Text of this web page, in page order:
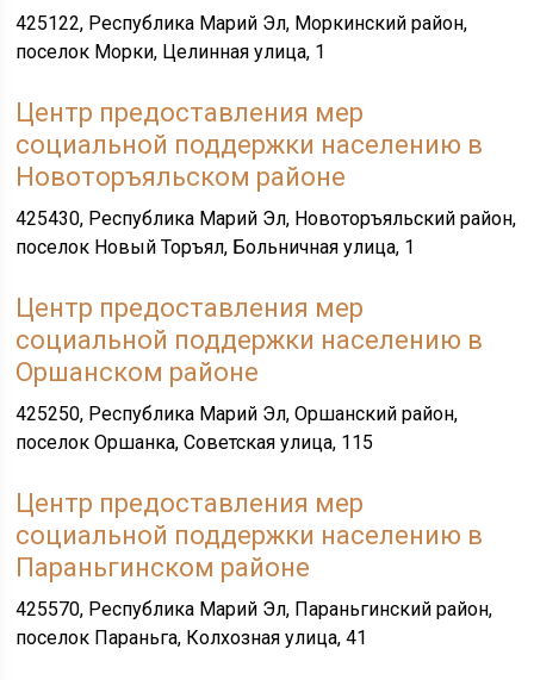
425122, Республика Марий Эл, Моркинский район,
поселок Морки, Целинная улица, 1
Центр предоставления мер
социальной поддержки населению в
Новоторъяльском районе
425430, Республика Марий Эл, Новоторъяльский район,
поселок Новый Торъял, Больничная улица, 1
Центр предоставления мер
социальной поддержки населению в
Оршанском районе
425250, Республика Марий Эл, Оршанский район,
поселок Оршанка, Советская улица, 115
Центр предоставления мер
социальной поддержки населению в
Параньгинском районе
425570, Республика Марий Эл, Параньгинский район,
поселок Параньга, Колхозная улица, 41